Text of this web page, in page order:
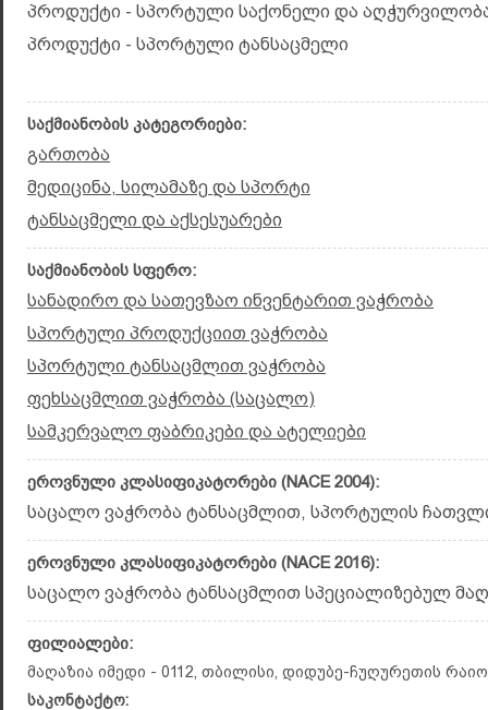
პროდუქტი - სპორტული საქონელი და აღჭურვილობა
პროდუქტი - სპორტული ტანსაცმელი
საქმიანობის კატეგორიები:
გართობა
მედიცინა, სილამაზე და სპორტი
ტანსაცმელი და აქსესუარები
საქმიანობის სფერო:
სანადირო და სათევზაო ინვენტარით ვაჭრობა
სპორტული პროდუქციით ვაჭრობა
სპორტული ტანსაცმლით ვაჭრობა
ფეხსაცმლით ვაჭრობა (საცალო)
სამკერვალო ფაბრიკები და ატელიები
ეროვნული კლასიფიკატორები (NACE 2004):
საცალო ვაჭრობა ტანსაცმლით, სპორტულის
ეროვნული კლასიფიკატორები (NACE 2016):
საცალო ვაჭრობა ტანსაცმლით სპეციალიზებულ
ფილიალები:
მაღაზია იმედი - 0112, თბილისი, დიდუბე-ჩუღურეთის
საკონტაქტო: